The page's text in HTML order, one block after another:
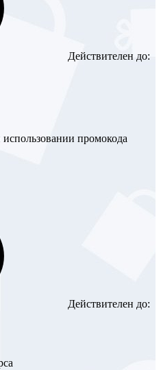
Действителен до:
промокода
Действителен до: